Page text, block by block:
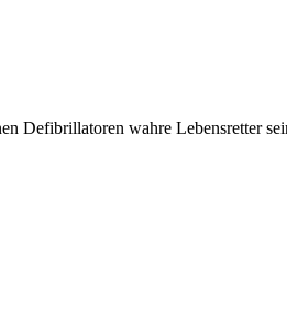
Defibrillatoren wahre Lebensretter